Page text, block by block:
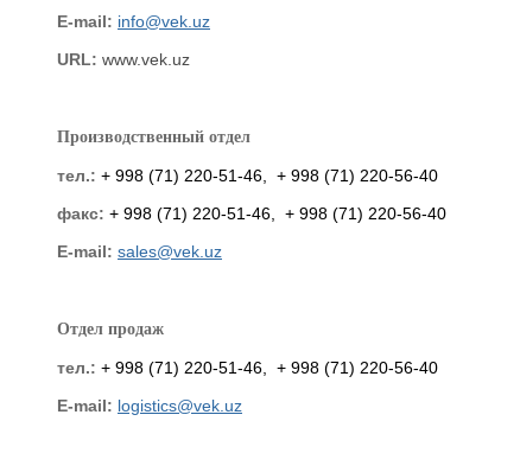
E-mail: info@vek.uz
URL: www.vek.uz
Производственный отдел
тел.: + 998 (71) 220-51-46, + 998 (71) 220-56-40
факс: + 998 (71) 220-51-46, + 998 (71) 220-56-40
E-mail: sales@vek.uz
Отдел продаж
тел.: + 998 (71) 220-51-46, + 998 (71) 220-56-40
E-mail: logistics@vek.uz